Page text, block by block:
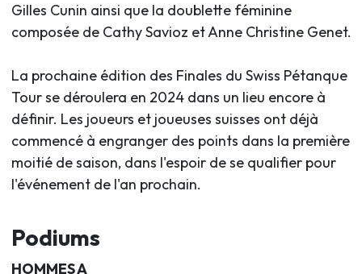
Gilles Cunin ainsi que la doublette féminine
composée de Cathy Savioz et Anne Christine Genet.
La prochaine édition des Finales du Swiss Pétanque
Tour se déroulera en 2024 dans un lieu encore à
définir. Les joueurs et joueuses suisses ont déjà
commencé à engranger des points dans la première
moitié de saison, dans l'espoir de se qualifier pour
l'événement de l'an prochain.
Podiums
HOMMES A